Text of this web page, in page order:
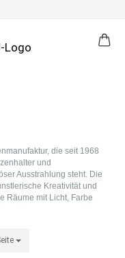
die seit 1968
und
Ausstrahlung steht. Die
Kreativität und
Räume mit Licht, Farbe